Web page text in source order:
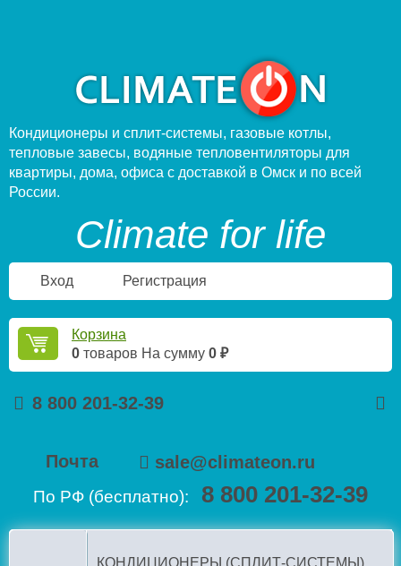
Кондиционеры и сплит-системы, газовые котлы,
тепловые завесы, водяные тепловентиляторы для
квартиры, дома, офиса с доставкой в Омск и по всей
России.
Climate for life
Вход Регистрация
Корзина
0 товаров На сумму 0 ₽
8 800 201-32-39
Почта sale@climateon.ru
По РФ (бесплатно): 8 800 201-32-39
КОНДИЦИОНЕРЫ (СПЛИТ-СИСТЕМЫ)